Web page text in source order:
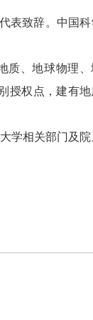
表致辞。中国科
质、地球物理、
授权点，建有地
学相关部门及院